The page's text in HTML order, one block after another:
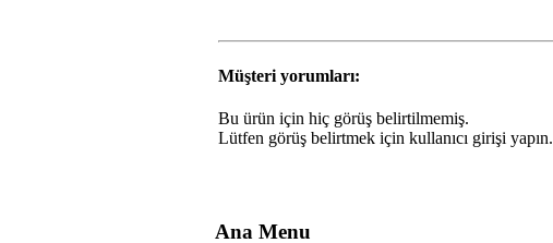
Müşteri yorumları:
Bu ürün için hiç görüş belirtilmemiş.
Lütfen görüş belirtmek için kullanıcı girişi yapın.
Ana Menu